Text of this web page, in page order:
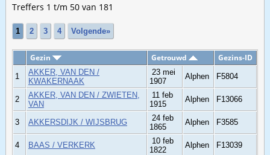
Treffers 1 t/m 50 van 181
1 2 3 4 Volgende»
Gezin Getrouwd Gezins-ID
1
AKKER, VAN DEN /
KWAKERNAAK
23 mei
1907
Alphen F5804
2
AKKER, VAN DEN / ZWIETEN,
VAN
11 feb
1915
Alphen F13066
3 AKKERSDIJK / WIJSBRUG
24 feb
1865
Alphen F3585
4 BAAS / VERKERK
10 feb
1822
Alphen F13039